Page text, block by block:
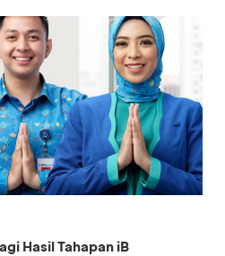
Hasil Tahapan iB